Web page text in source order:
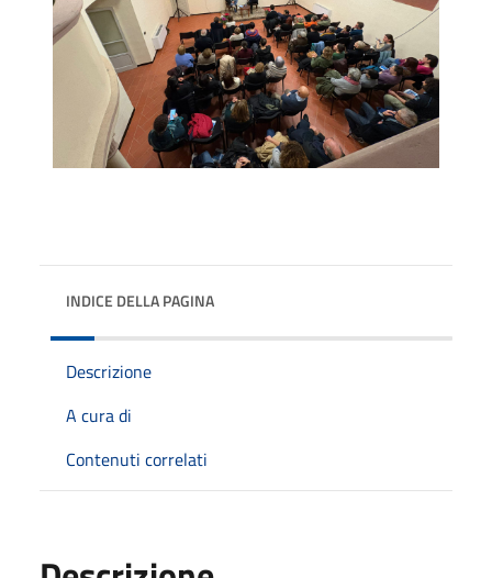
INDICE DELLA PAGINA
Descrizione
A cura di
Contenuti correlati